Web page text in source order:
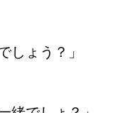
しょう？」